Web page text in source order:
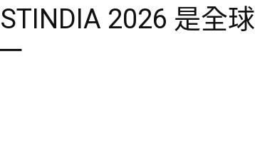
2026 是全球